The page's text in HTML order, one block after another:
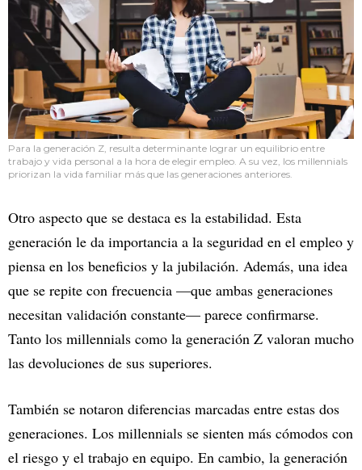
Para la generación Z, resulta determinante lograr un equilibrio entre
trabajo y vida personal a la hora de elegir empleo. A su vez, los millennials
priorizan la vida familiar más que las generaciones anteriores.
Otro aspecto que se destaca es la estabilidad. Esta
generación le da importancia a la seguridad en el empleo y
piensa en los beneficios y la jubilación. Además, una idea
que se repite con frecuencia —que ambas generaciones
necesitan validación constante— parece confirmarse.
Tanto los millennials como la generación Z valoran mucho
las devoluciones de sus superiores.
También se notaron diferencias marcadas entre estas dos
generaciones. Los millennials se sienten más cómodos con
el riesgo y el trabajo en equipo. En cambio, la generación